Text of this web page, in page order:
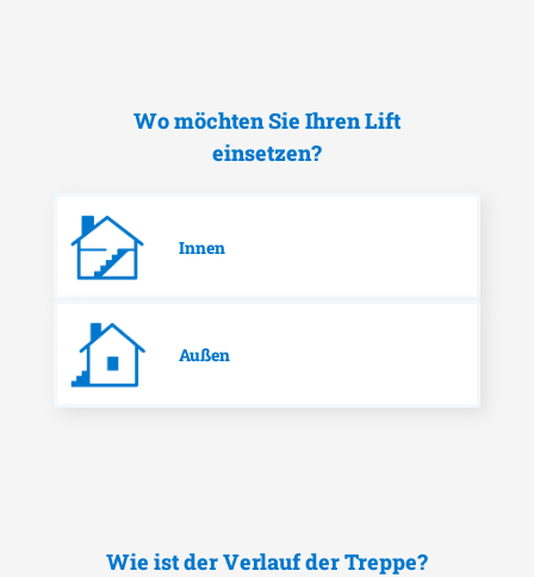
Wo möchten Sie Ihren Lift
einsetzen?
Innen
Außen
Wie ist der Verlauf der Treppe?